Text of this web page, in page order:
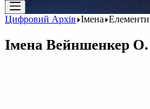
Цифровий Архів Імена Елементи
Імена Вейншенкер О.